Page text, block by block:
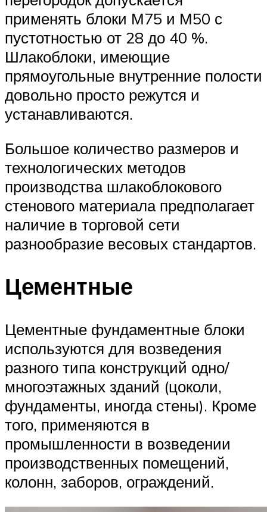
применять блоки М75 и М50 с
пустотностью от 28 до 40 %.
Шлакоблоки, имеющие
прямоугольные внутренние полости
довольно просто режутся и
устанавливаются.
Большое количество размеров и
технологических методов
производства шлакоблокового
стенового материала предполагает
наличие в торговой сети
разнообразие весовых стандартов.
Цементные
Цементные фундаментные блоки
используются для возведения
разного типа конструкций одно/
многоэтажных зданий (цоколи,
фундаменты, иногда стены). Кроме
того, применяются в
промышленности в возведении
производственных помещений,
колонн, заборов, ограждений.